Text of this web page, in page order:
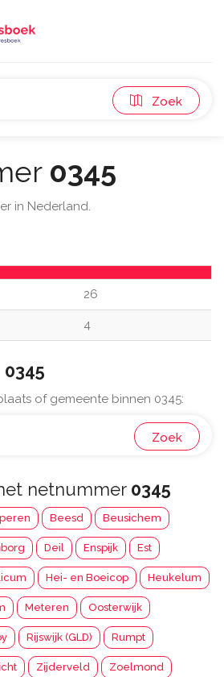
Zoek
0345
in Nederland.
26
4
0345
of gemeente binnen 0345:
Zoek
netnummer 0345
Beesd Beusichem
Deil Enspijk Est
Hei- en Boeicop Heukelum
Meteren Oosterwijk
Rijswijk (GLD) Rumpt
Zijderveld Zoelmond